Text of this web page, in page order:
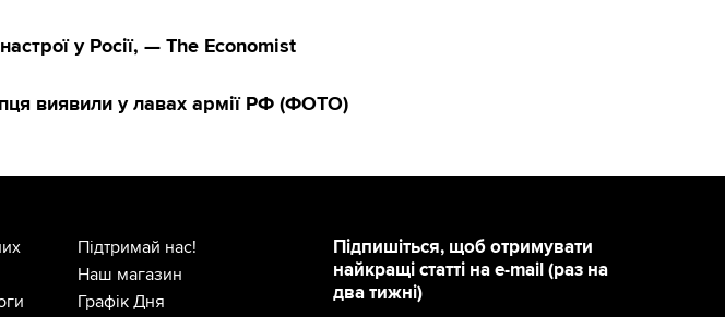
у Росії, — The Economist
виявили у лавах армії РФ (ФОТО)
Підпишіться, щоб отримувати
найкращі статті на e-mail (раз на
два тижні)
Підтримай нас!
Наш магазин
Графік Дня